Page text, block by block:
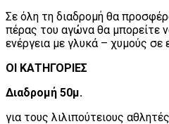
Σε όλη τη διαδρομή θα
πέρας του αγώνα θα μπορείτε
ενέργεια με γλυκά – χυμούς σε
ΟΙ ΚΑΤΗΓΟΡΙΕΣ
Διαδρομή 50μ.
για τους λιλιπούτειους αθλητές